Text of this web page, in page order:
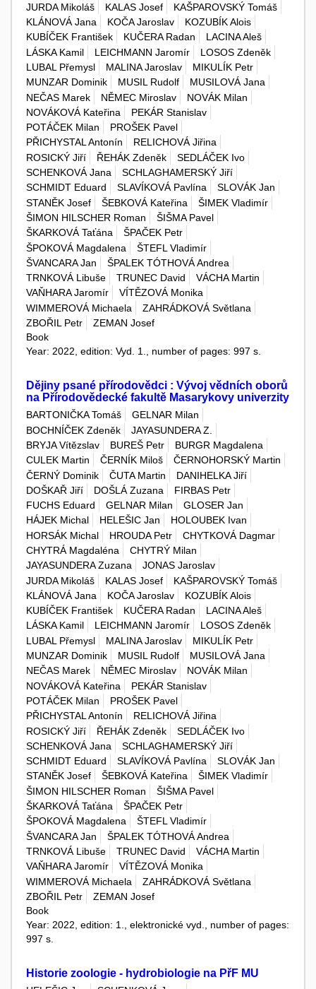
JURDA Mikoláš
KALAS Josef
KAŠPAROVSKÝ Tomáš
KLÁNOVÁ Jana
KOČA Jaroslav
KOZUBÍK Alois
KUBÍČEK František
KUČERA Radan
LACINA Aleš
LÁSKA Kamil
LEICHMANN Jaromír
LOSOS Zdeněk
LUBAL Přemysl
MALINA Jaroslav
MIKULÍK Petr
MUNZAR Dominik
MUSIL Rudolf
MUSILOVÁ Jana
NEČAS Marek
NĚMEC Miroslav
NOVÁK Milan
NOVÁKOVÁ Kateřina
PEKÁR Stanislav
POTÁČEK Milan
PROŠEK Pavel
PŘICHYSTAL Antonín
RELICHOVÁ Jiřina
ROSICKÝ Jiří
ŘEHÁK Zdeněk
SEDLÁČEK Ivo
SCHENKOVÁ Jana
SCHLAGHAMERSKÝ Jiří
SCHMIDT Eduard
SLAVÍKOVÁ Pavlína
SLOVÁK Jan
STANĚK Josef
ŠEBKOVÁ Kateřina
ŠIMEK Vladimír
ŠIMON HILSCHER Roman
ŠIŠMA Pavel
ŠKARKOVÁ Taťána
ŠPAČEK Petr
ŠPOKOVÁ Magdalena
ŠTEFL Vladimír
ŠVANCARA Jan
ŠPALEK TÓTHOVÁ Andrea
TRNKOVÁ Libuše
TRUNEC David
VÁCHA Martin
VAŇHARA Jaromír
VÍTĚZOVÁ Monika
WIMMEROVÁ Michaela
ZAHRÁDKOVÁ Světlana
ZBOŘIL Petr
ZEMAN Josef
Book
Year: 2022, edition: Vyd. 1., number of pages: 997 s.
Dějiny psané přírodovědci : Vývoj vědních oborů
na Přírodovědecké fakultě Masarykovy univerzity
BARTONIČKA Tomáš
GELNAR Milan
BOCHNÍČEK Zdeněk
JAYASUNDERA Z.
BRYJA Vítězslav
BUREŠ Petr
BURGR Magdalena
CULEK Martin
ČERNÍK Miloš
ČERNOHORSKÝ Martin
ČERNÝ Dominik
ČUTA Martin
DANIHELKA Jiří
DOŠKAŘ Jiří
DOŠLÁ Zuzana
FIRBAS Petr
FUCHS Eduard
GELNAR Milan
GLOSER Jan
HÁJEK Michal
HELEŠIC Jan
HOLOUBEK Ivan
HORSÁK Michal
HROUDA Petr
CHYTKOVÁ Dagmar
CHYTRÁ Magdaléna
CHYTRÝ Milan
JAYASUNDERA Zuzana
JONAS Jaroslav
JURDA Mikoláš
KALAS Josef
KAŠPAROVSKÝ Tomáš
KLÁNOVÁ Jana
KOČA Jaroslav
KOZUBÍK Alois
KUBÍČEK František
KUČERA Radan
LACINA Aleš
LÁSKA Kamil
LEICHMANN Jaromír
LOSOS Zdeněk
LUBAL Přemysl
MALINA Jaroslav
MIKULÍK Petr
MUNZAR Dominik
MUSIL Rudolf
MUSILOVÁ Jana
NEČAS Marek
NĚMEC Miroslav
NOVÁK Milan
NOVÁKOVÁ Kateřina
PEKÁR Stanislav
POTÁČEK Milan
PROŠEK Pavel
PŘICHYSTAL Antonín
RELICHOVÁ Jiřina
ROSICKÝ Jiří
ŘEHÁK Zdeněk
SEDLÁČEK Ivo
SCHENKOVÁ Jana
SCHLAGHAMERSKÝ Jiří
SCHMIDT Eduard
SLAVÍKOVÁ Pavlína
SLOVÁK Jan
STANĚK Josef
ŠEBKOVÁ Kateřina
ŠIMEK Vladimír
ŠIMON HILSCHER Roman
ŠIŠMA Pavel
ŠKARKOVÁ Taťána
ŠPAČEK Petr
ŠPOKOVÁ Magdalena
ŠTEFL Vladimír
ŠVANCARA Jan
ŠPALEK TÓTHOVÁ Andrea
TRNKOVÁ Libuše
TRUNEC David
VÁCHA Martin
VAŇHARA Jaromír
VÍTĚZOVÁ Monika
WIMMEROVÁ Michaela
ZAHRÁDKOVÁ Světlana
ZBOŘIL Petr
ZEMAN Josef
Book
Year: 2022, edition: 1., elektronické vyd., number of pages:
997 s.
Historie zoologie - hydrobiologie na PřF MU